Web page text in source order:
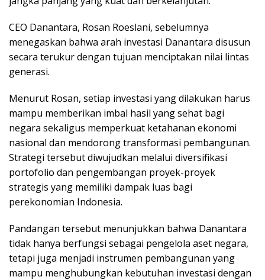
CEO Danantara, Rosan Roeslani, sebelumnya
menegaskan bahwa arah investasi Danantara disusun
secara terukur dengan tujuan menciptakan nilai lintas
generasi.
Menurut Rosan, setiap investasi yang dilakukan harus
mampu memberikan imbal hasil yang sehat bagi
negara sekaligus memperkuat ketahanan ekonomi
nasional dan mendorong transformasi pembangunan.
Strategi tersebut diwujudkan melalui diversifikasi
portofolio dan pengembangan proyek-proyek
strategis yang memiliki dampak luas bagi
perekonomian Indonesia.
Pandangan tersebut menunjukkan bahwa Danantara
tidak hanya berfungsi sebagai pengelola aset negara,
tetapi juga menjadi instrumen pembangunan yang
mampu menghubungkan kebutuhan investasi dengan